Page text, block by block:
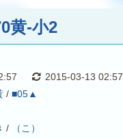
黄-小2
02:57
2015-03-13 02:57
/ ■05▲
/ （こ）